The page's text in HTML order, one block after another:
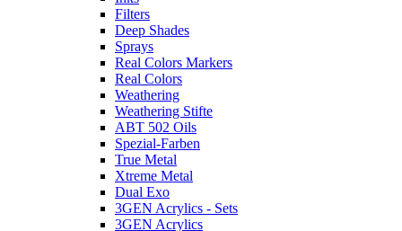
Filters
Deep Shades
Sprays
Real Colors Markers
Real Colors
Weathering
Weathering Stifte
ABT 502 Oils
Spezial-Farben
True Metal
Xtreme Metal
Dual Exo
3GEN Acrylics - Sets
3GEN Acrylics